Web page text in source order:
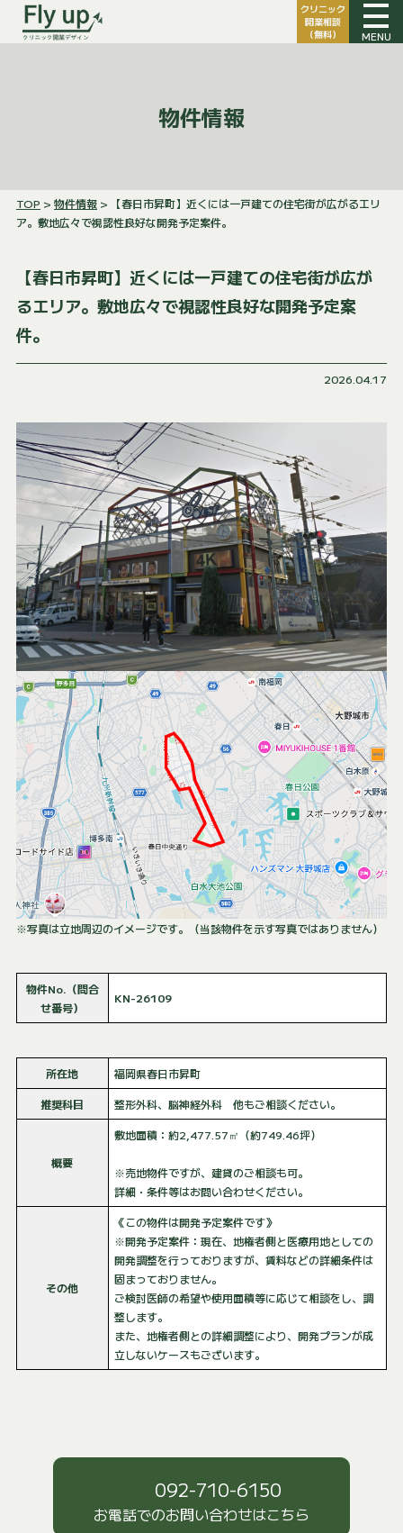
クリニック
開業相談
（無料）
MENU
物件情報
TOP > 物件情報> 【春日市昇町】近くには一戸建ての住宅街が広がるエリ
ア。敷地広々で視認性良好な開発予定案件。
【春日市昇町】近くには一戸建ての住宅街が広が
るエリア。敷地広々で視認性良好な開発予定案
件。
2026.04.17
※写真は立地周辺のイメージです。（当該物件を示す写真ではありません）
物件No.（問合
せ番号）
KN-26109
所在地
福岡県春日市昇町
推奨科目
整形外科、脳神経外科 他もご相談ください。
概要
敷地面積：約2,477.57㎡（約749.46坪）
※売地物件ですが、建貸のご相談も可。
詳細・条件等はお問い合わせください。
その他
《この物件は開発予定案件です》
※開発予定案件：現在、地権者側と医療用地としての
開発調整を行っておりますが、賃料などの詳細条件は
固まっておりません。
ご検討医師の希望や使用面積等に応じて相談をし、調
整します。
また、地権者側との詳細調整により、開発プランが成
立しないケースもございます。
092-710-6150
お電話でのお問い合わせはこちら